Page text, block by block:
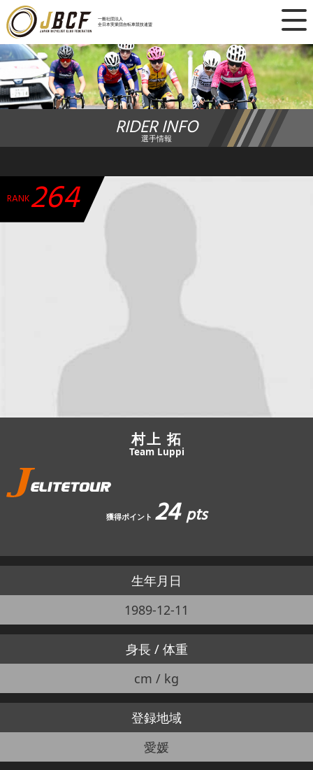
一般社団法人
全日本実業団自転車競技連盟
×
ニュース
レース日程
ランキング
チーム・選手
加盟・登録
エントリー
JBCF ROAD SERIESとは
RIDER INFO
選手情報
RANK264
村上 拓
Team Luppi
獲得ポイント 24pts
生年月日
1989-12-11
身長 / 体重
cm / kg
登録地域
愛媛